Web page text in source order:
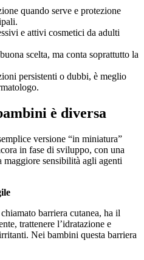
quando serve e protezione
e attivi cosmetici da adulti
scelta, ma conta soprattutto la
persistenti o dubbi, è meglio
è diversa
versione “in miniatura”
in fase di sviluppo, con una
maggiore sensibilità agli agenti
barriera cutanea, ha il
trattenere l’idratazione e
Nei bambini questa barriera